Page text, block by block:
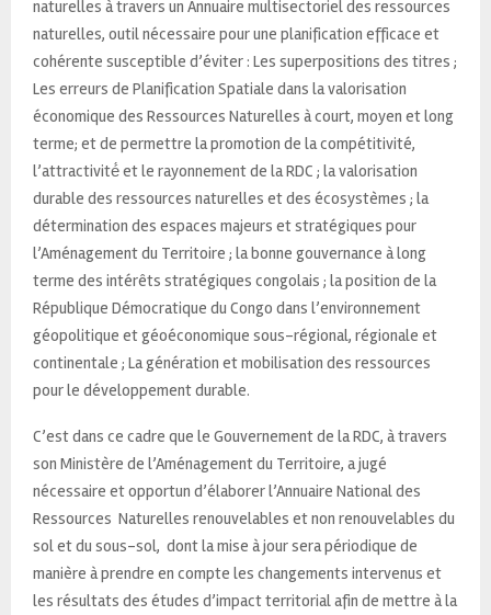
naturelles à travers un Annuaire multisectoriel des ressources
naturelles, outil nécessaire pour une planification efficace et
cohérente susceptible d’éviter : Les superpositions des titres ;
Les erreurs de Planification Spatiale dans la valorisation
économique des Ressources Naturelles à court, moyen et long
terme; et de permettre la promotion de la compétitivité,
l’attractivité́ et le rayonnement de la RDC ; la valorisation
durable des ressources naturelles et des écosystèmes ; la
détermination des espaces majeurs et stratégiques pour
l’Aménagement du Territoire ; la bonne gouvernance à long
terme des intérêts stratégiques congolais ; la position de la
République Démocratique du Congo dans l’environnement
géopolitique et géoéconomique sous-régional, régionale et
continentale ; La génération et mobilisation des ressources
pour le développement durable.
C’est dans ce cadre que le Gouvernement de la RDC, à travers
son Ministère de l’Aménagement du Territoire, a jugé
nécessaire et opportun d’élaborer l’Annuaire National des
Ressources Naturelles renouvelables et non renouvelables du
sol et du sous-sol, dont la mise à jour sera périodique de
manière à prendre en compte les changements intervenus et
les résultats des études d’impact territorial afin de mettre à la